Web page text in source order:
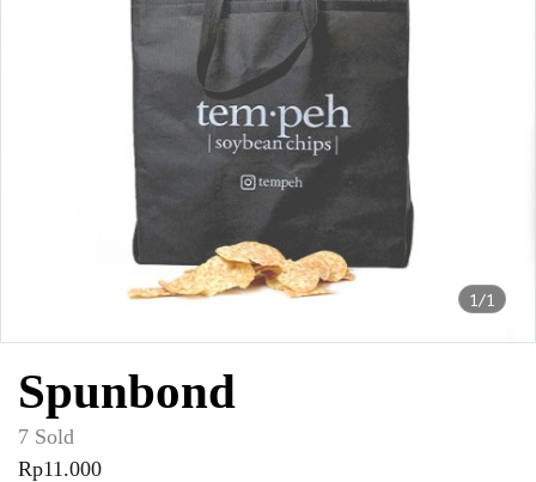
1/1
Spunbond
7 Sold
Rp11.000